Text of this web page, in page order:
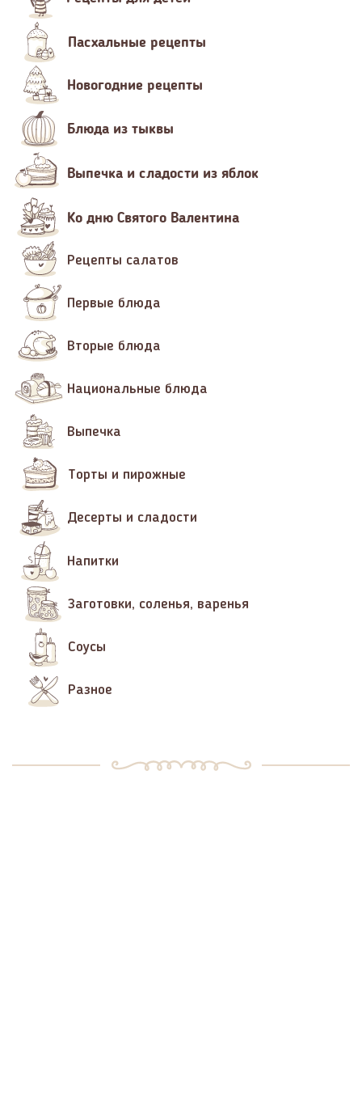
Пасхальные рецепты
Новогодние рецепты
Блюда из тыквы
Выпечка и сладости из яблок
Ко дню Святого Валентина
Рецепты салатов
Первые блюда
Вторые блюда
Национальные блюда
Выпечка
Торты и пирожные
Десерты и сладости
Напитки
Заготовки, соленья, варенья
Соусы
Разное